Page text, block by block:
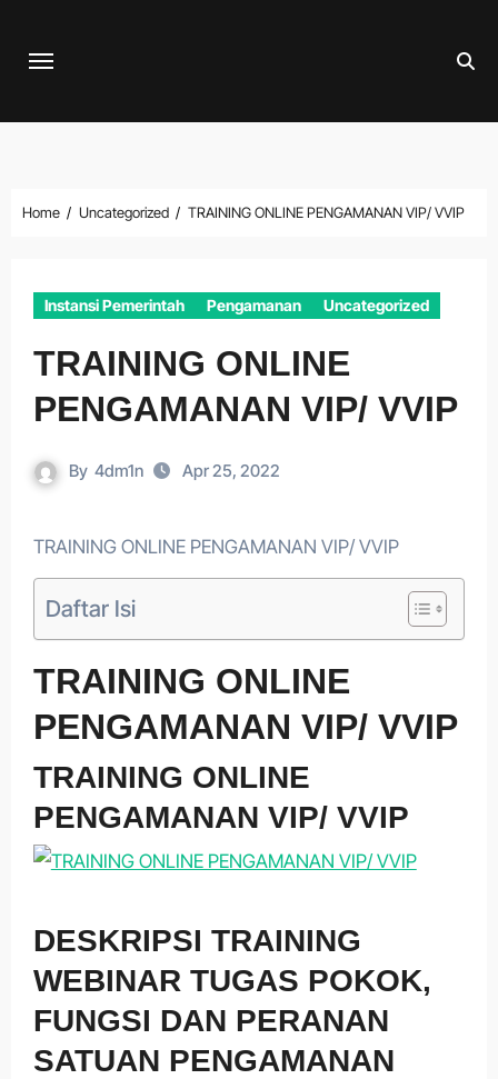
Home Uncategorized TRAINING ONLINE PENGAMANAN VIP/ VVIP
Instansi Pemerintah Pengamanan Uncategorized
TRAINING ONLINE
PENGAMANAN VIP/ VVIP
By 4dm1n Apr 25, 2022
TRAINING ONLINE PENGAMANAN VIP/ VVIP
Daftar Isi
TRAINING ONLINE
PENGAMANAN VIP/ VVIP
TRAINING ONLINE
PENGAMANAN VIP/ VVIP
DESKRIPSI TRAINING
WEBINAR TUGAS POKOK,
FUNGSI DAN PERANAN
SATUAN PENGAMANAN